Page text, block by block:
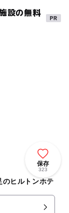
設の無料
保存
323
のヒルトンホテ